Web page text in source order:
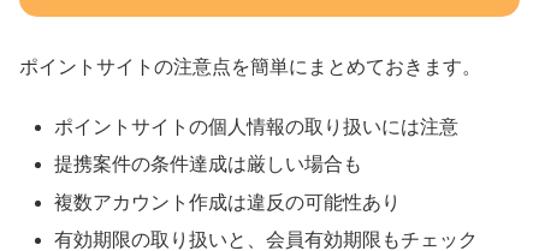
ポイントサイトの注意点を簡単にまとめておきます。
ポイントサイトの個人情報の取り扱いには注意
提携案件の条件達成は厳しい場合も
複数アカウント作成は違反の可能性あり
有効期限の取り扱いと、会員有効期限もチェック